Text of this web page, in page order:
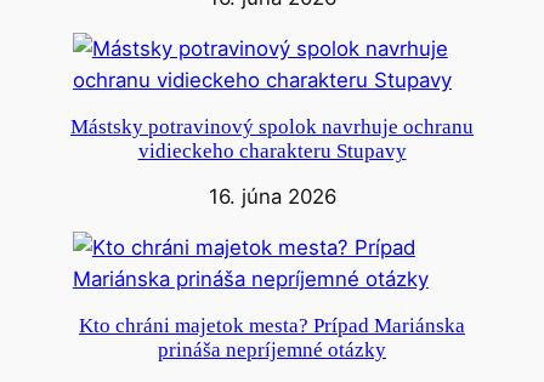
Mástsky potravinový spolok navrhuje ochranu
vidieckeho charakteru Stupavy
16. júna 2026
Kto chráni majetok mesta? Prípad Mariánska
prináša nepríjemné otázky